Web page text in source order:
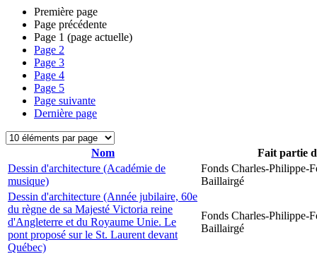
Première page
Page précédente
Page 1 (page actuelle)
Page 2
Page 3
Page 4
Page 5
Page suivante
Dernière page
Nom
Fait partie
Dessin d'architecture (Académie de
musique)
Fonds Charles-Philippe-
Baillairgé
Dessin d'architecture (Année jubilaire, 60e
du règne de sa Majesté Victoria reine
d'Angleterre et du Royaume Unie. Le
pont proposé sur le St. Laurent devant
Québec)
Fonds Charles-Philippe-
Baillairgé